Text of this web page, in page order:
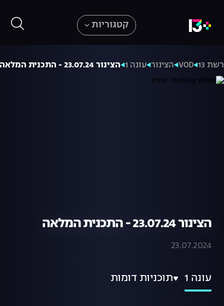
קטגוריות
רשת 13 VOD הצינור עונה 1 הצינור 23.07.24 - התכנית המלאה
הצינור 23.07.24 - התכנית המלאה
23.07.2024
עונה 1 תוכניות דומות